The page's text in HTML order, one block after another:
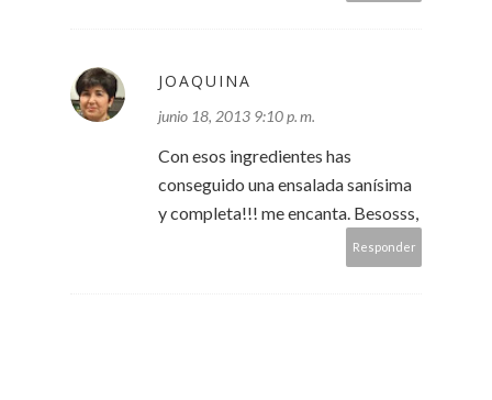
JOAQUINA
junio 18, 2013 9:10 p. m.
Con esos ingredientes has
conseguido una ensalada sanísima
y completa!!! me encanta. Besosss,
Responder